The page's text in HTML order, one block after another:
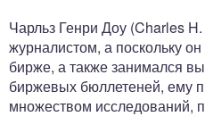
Чарльз Генри Доу (Charles
журналистом, а поскольку
бирже, а также занимался
биржевых бюллетеней, ему
множеством исследований,